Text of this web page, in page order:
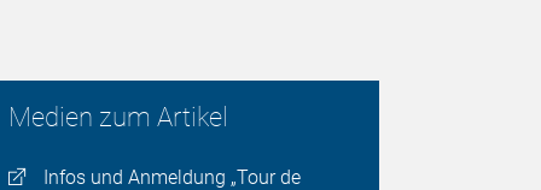
Medien zum Artikel
Infos und Anmeldung „Tour de